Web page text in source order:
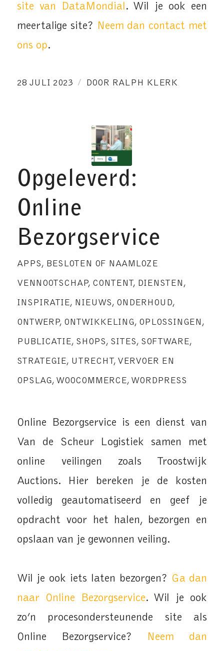
site van DataMondial. Wil je ook een
meertalige site? Neem dan contact met
ons op.
28 JULI 2023 / DOOR RALPH KLERK
Opgeleverd:
Online
Bezorgservice
APPS, BESLOTEN OF NAAMLOZE
VENNOOTSCHAP, CONTENT , DIENSTEN ,
INSPIRATIE, NIEUWS, ONDERHOUD,
ONTWERP, ONTWIKKELING, OPLOSSINGEN ,
PUBLICATIE, SHOPS, SITES, SOFTWARE,
STRATEGIE, UTRECHT , VERVOER EN
OPSLAG, WOOCOMMERCE, WORDPRESS
Online Bezorgservice is een dienst van
Van de Scheur Logistiek samen met
online veilingen zoals Troostwijk
Auctions. Hier bereken je de kosten
volledig geautomatiseerd en geef je
opdracht voor het halen, bezorgen en
opslaan van je gewonnen veiling.
Wil je ook iets laten bezorgen? Ga dan
naar Online Bezorgservice. Wil je ook
zo’n procesondersteunende site als
Online Bezorgservice?
Neem dan